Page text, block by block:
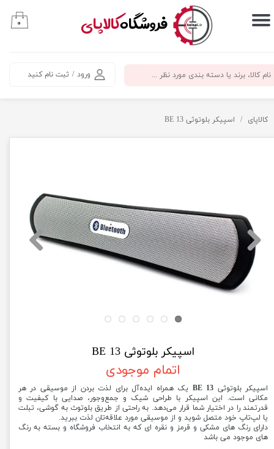
​فروشگاهکالاپای
ورود / ثبت نام کنید
حساب کاربری من
سفارشات
۰
کالاپای اسپیکر بلوتوثی BE 13
اسپیکر بلوتوثی BE 13
اتمام موجودی
اسپیکر بلوتوثی BE 13 یک همراه ایده‌آل برای لذت بردن از موسیقی در هر
مکانی است. این اسپیکر با طراحی شیک و جمع‌وجور، صدایی با کیفیت و
قدرتمند را در اختیار شما قرار می‌دهد. به راحتی از طریق بلوتوث به گوشی، تبلت
یا لپ‌تاپ خود متصل شوید و از موسیقی مورد علاقه‌تان لذت ببرید.
دارای رنگ های مشکی و قرمز و نقره ای که به انتخاب فروشگاه و بسته به رنگ
های موجود می باشد